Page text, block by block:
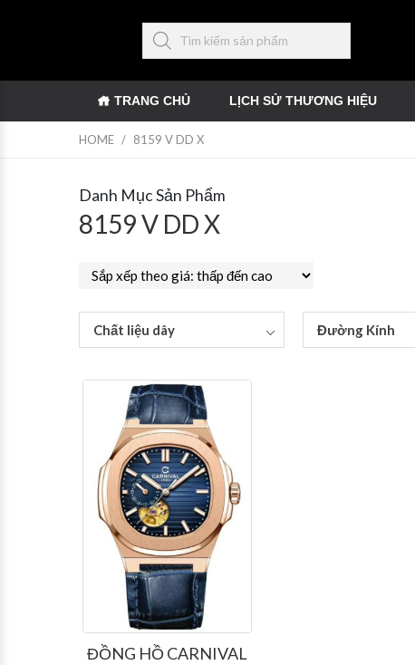
TRANG CHỦ LỊCH SỬ THƯƠNG HIỆU
HOME / 8159 V DD X
Danh Mục Sản Phẩm
8159 V DD X
Chất liệu dây Đường Kính
ĐỒNG HỒ CARNIVAL